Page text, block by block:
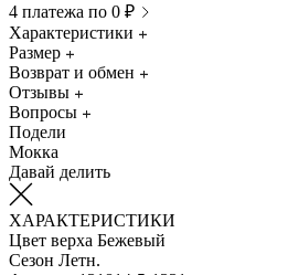
4 платежа по 0 ₽
Характеристики
Размер
Возврат и обмен
Отзывы
Вопросы
Подели
Мокка
Давай делить
ХАРАКТЕРИСТИКИ
Цвет верха Бежевый
Сезон Летн.